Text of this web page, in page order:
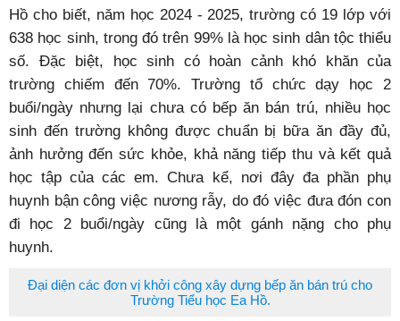
Hồ cho biết, năm học 2024 - 2025, trường có 19 lớp với
638 học sinh, trong đó trên 99% là học sinh dân tộc thiểu
số. Đặc biệt, học sinh có hoàn cảnh khó khăn của
trường chiếm đến 70%. Trường tổ chức dạy học 2
buổi/ngày nhưng lại chưa có bếp ăn bán trú, nhiều học
sinh đến trường không được chuẩn bị bữa ăn đầy đủ,
ảnh hưởng đến sức khỏe, khả năng tiếp thu và kết quả
học tập của các em. Chưa kể, nơi đây đa phần phụ
huynh bận công việc nương rẫy, do đó việc đưa đón con
đi học 2 buổi/ngày cũng là một gánh nặng cho phụ
huynh.
Đại diện các đơn vị khởi công xây dựng bếp ăn bán trú cho
Trường Tiểu học Ea Hồ.